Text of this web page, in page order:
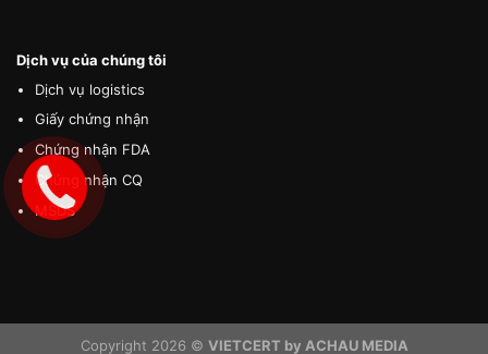
Dịch vụ của chúng tôi
Dịch vụ logistics
Giấy chứng nhận
Chứng nhận FDA
Chứng nhận CQ
MSDS
Copyright 2026 © VIETCERT by ACHAU MEDIA